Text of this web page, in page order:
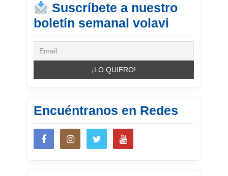
Suscríbete a nuestro
boletín semanal volavi
Encuéntranos en Redes